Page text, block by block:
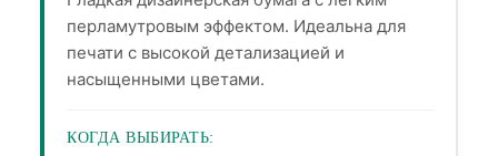
перламутровым эффектом. Идеальна для
печати с высокой детализацией и
насыщенными цветами.
КОГДА ВЫБИРАТЬ: